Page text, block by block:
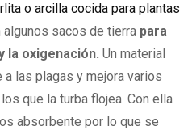
o arcilla cocida para plantas
sacos de tierra para
la oxigenación. Un material
a las plagas y mejora varios
que la turba flojea. Con ella
absorbente por lo que se